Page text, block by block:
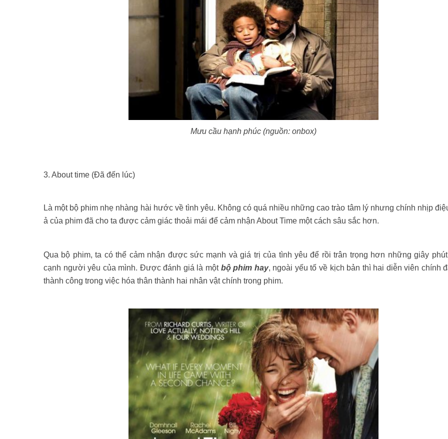
Mưu cầu hạnh phúc (nguồn: onbox)
3. About time (Đã đến lúc)
Là một bộ phim nhẹ nhàng hài hước về tình yêu. Không có quá nhiều những cao trào tâm lý nhưng chính nhịp
ả của phim đã cho ta được cảm giác thoải mái để cảm nhận About Time một cách sâu sắc hơn.
Qua bộ phim, ta có thể cảm nhận được sức mạnh và giá trị của tình yêu để rồi trân trọng hơn những giây
cạnh người yêu của mình. Được đánh giá là một bộ phim hay, ngoài yếu tố về kịch bản thì hai diễn viên chính
thành công trong việc hóa thân thành hai nhân vật chính trong phim.